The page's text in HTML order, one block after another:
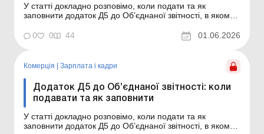
У статті докладно розповімо, коли подати та як
заповнити додаток Д5 до Об’єднаної звітності, в якому
період проходження військової служби. Баланс-Бюджет
№ 22 від 2 червня 2026 року Додаток Д5 – це кадрово-
0 0 44 01.06.2026
Комерція | Зарплата і кадри
Додаток Д5 до Об’єднаної звітності: коли
подавати та як заповнити
У статті докладно розповімо, коли подати та як
заповнити додаток Д5 до Об’єднаної звітності, в якому